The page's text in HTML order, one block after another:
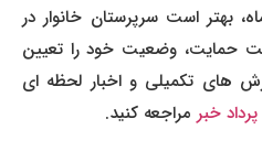
از ۲۰ دی ماه، بهتر است سرپرستان خانوار در
حمایت، وضعیت خود را تعیین
های تکمیلی و اخبار لحظه ای
خبرمراجعه کنید.